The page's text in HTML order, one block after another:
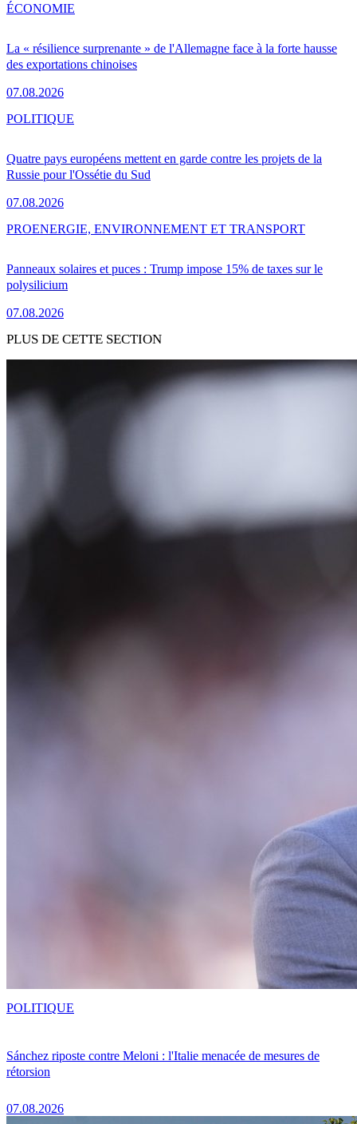
La « résilience surprenante » de l'Allemagne face à la forte hausse
des exportations chinoises
07.08.2026
ÉCONOMIE
Quatre pays européens mettent en garde contre les projets de la
Russie pour l'Ossétie du Sud
07.08.2026
POLITIQUE
Panneaux solaires et puces : Trump impose 15% de taxes sur le
polysilicium
07.08.2026
PROENERGIE, ENVIRONNEMENT ET TRANSPORT
PLUS DE CETTE SECTION
Sánchez riposte contre Meloni : l'Italie menacée de mesures de
rétorsion
07.08.2026
POLITIQUE